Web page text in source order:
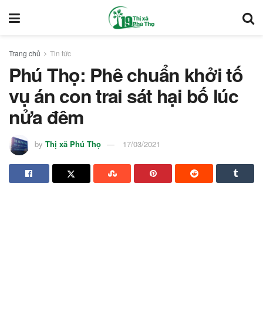
Trang chủ Tin tức
Phú Thọ: Phê chuẩn khởi tố
vụ án con trai sát hại bố lúc
nửa đêm
by Thị xã Phú Thọ 17/03/2021